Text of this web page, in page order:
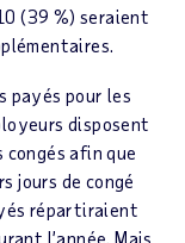
(39 %) seraient
payés pour les
disposent
congés afin que
jours de congé
répartiraient
l’année. Mais